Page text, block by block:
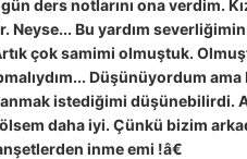
gün ders notlarını ona verdim.
Neyse... Bu yardım severliğimin
çok samimi olmuştuk.
Düşünüyordum
istediğimi düşünebilirdi.
daha iyi. Çünkü bizim
inme emi !â€